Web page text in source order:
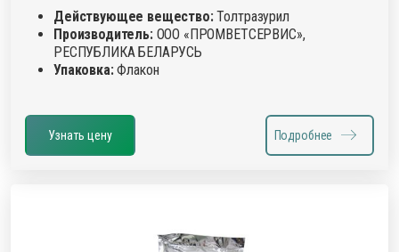
Действующее вещество:Толтразурил
Производитель:ООО «ПРОМВЕТСЕРВИС»,
РЕСПУБЛИКА БЕЛАРУСЬ
Упаковка:Флакон
Узнать цену Подробнее